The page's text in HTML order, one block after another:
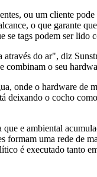
ou um cliente
o que garante
tags podem ser lido
do ar", diz
o seu
onde o hardware de
deixando o cocho
e ambiental
uma rede de
é executado